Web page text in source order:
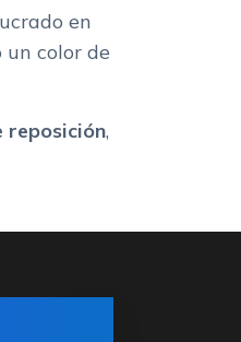
en
un color de
reposición,